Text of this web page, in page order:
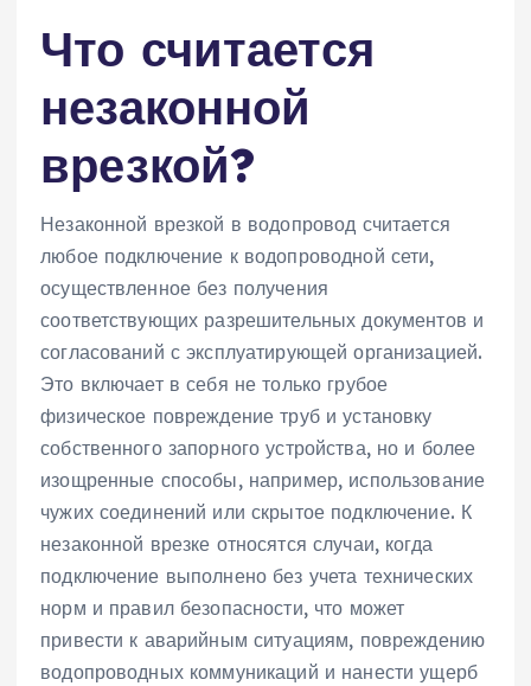
Что считается
незаконной
врезкой?
Незаконной врезкой в водопровод считается
любое подключение к водопроводной сети,
осуществленное без получения
соответствующих разрешительных документов и
согласований с эксплуатирующей организацией.
Это включает в себя не только грубое
физическое повреждение труб и установку
собственного запорного устройства, но и более
изощренные способы, например, использование
чужих соединений или скрытое подключение. К
незаконной врезке относятся случаи, когда
подключение выполнено без учета технических
норм и правил безопасности, что может
привести к аварийным ситуациям, повреждению
водопроводных коммуникаций и нанести ущерб